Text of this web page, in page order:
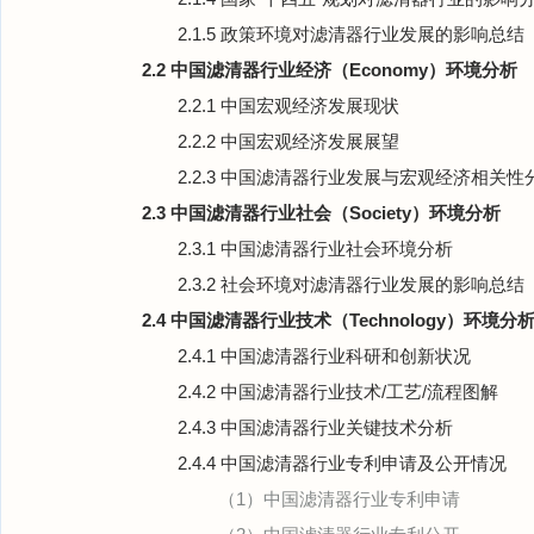
2.1.5 政策环境对滤清器行业发展的影响总结
2.2 中国滤清器行业经济（Economy）环境分析
2.2.1 中国宏观经济发展现状
2.2.2 中国宏观经济发展展望
2.2.3 中国滤清器行业发展与宏观经济相关性
2.3 中国滤清器行业社会（Society）环境分析
2.3.1 中国滤清器行业社会环境分析
2.3.2 社会环境对滤清器行业发展的影响总结
2.4 中国滤清器行业技术（Technology）环境分析
2.4.1 中国滤清器行业科研和创新状况
2.4.2 中国滤清器行业技术/工艺/流程图解
2.4.3 中国滤清器行业关键技术分析
2.4.4 中国滤清器行业专利申请及公开情况
（1）中国滤清器行业专利申请